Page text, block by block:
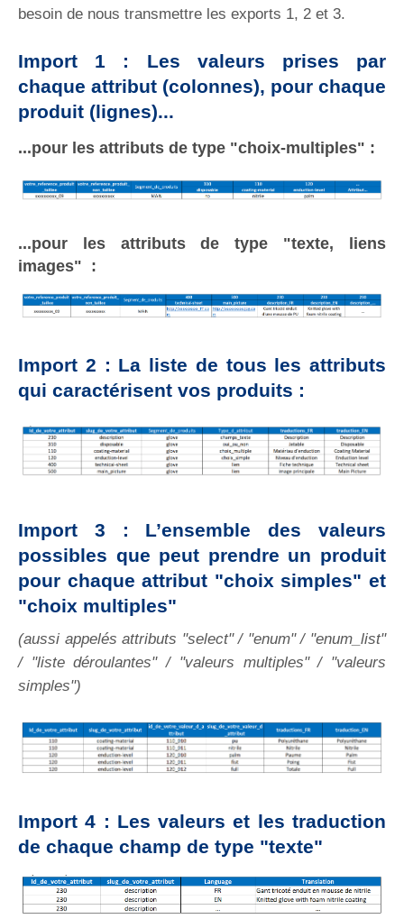
besoin de nous transmettre les exports 1, 2 et 3.
Import 1 : Les valeurs prises par
chaque attribut (colonnes), pour chaque
produit (lignes)...
...pour les attributs de type "choix-multiples" :
...pour les attributs de type "texte, liens
images" :
Import 2 : La liste de tous les attributs
qui caractérisent vos produits :
Import 3 : L’ensemble des valeurs
possibles que peut prendre un produit
pour chaque attribut "choix simples" et
"choix multiples"
(aussi appelés attributs "select" / "enum" / "enum_list"
/ "liste déroulantes" / "valeurs multiples" / "valeurs
simples")
Import 4 : Les valeurs et les traduction
de chaque champ de type "texte"